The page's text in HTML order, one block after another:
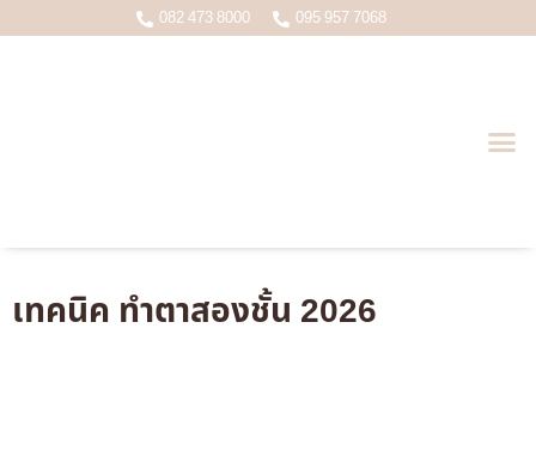
082 473 8000 095 957 7068
เทคนิค ทำตาสองชั้น 2026